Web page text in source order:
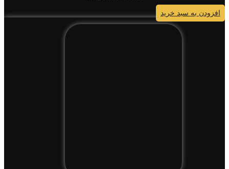
افزودن به سبد خرید